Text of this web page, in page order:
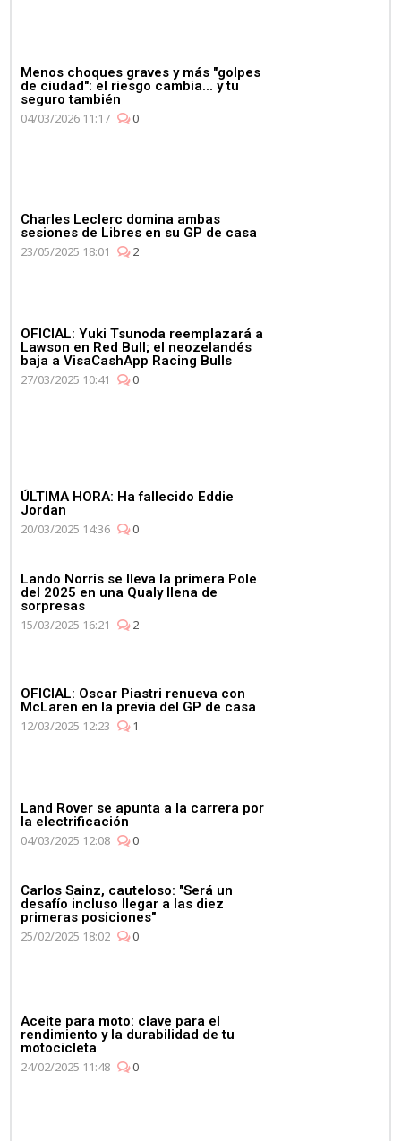
Menos choques graves y más "golpes
de ciudad": el riesgo cambia... y tu
seguro también
04/03/2026 11:17
0
Charles Leclerc domina ambas
sesiones de Libres en su GP de casa
23/05/2025 18:01
2
OFICIAL: Yuki Tsunoda reemplazará a
Lawson en Red Bull; el neozelandés
baja a VisaCashApp Racing Bulls
27/03/2025 10:41
0
ÚLTIMA HORA: Ha fallecido Eddie
Jordan
20/03/2025 14:36
0
Lando Norris se lleva la primera Pole
del 2025 en una Qualy llena de
sorpresas
15/03/2025 16:21
2
OFICIAL: Oscar Piastri renueva con
McLaren en la previa del GP de casa
12/03/2025 12:23
1
Land Rover se apunta a la carrera por
la electrificación
04/03/2025 12:08
0
Carlos Sainz, cauteloso: "Será un
desafío incluso llegar a las diez
primeras posiciones"
25/02/2025 18:02
0
Aceite para moto: clave para el
rendimiento y la durabilidad de tu
motocicleta
24/02/2025 11:48
0